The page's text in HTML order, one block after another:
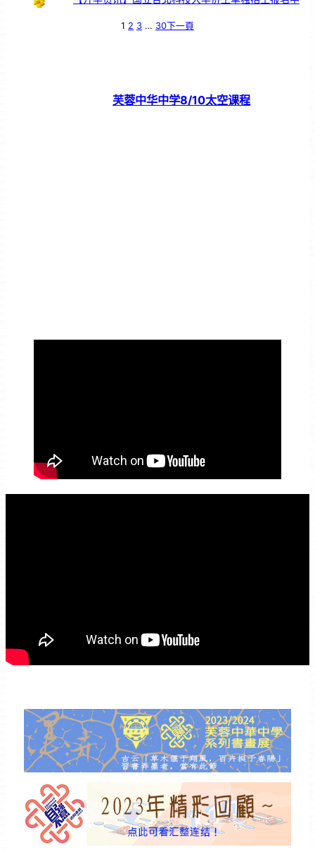
1 2 3 … 30下一頁
芙蓉中华中学8/10太空课程